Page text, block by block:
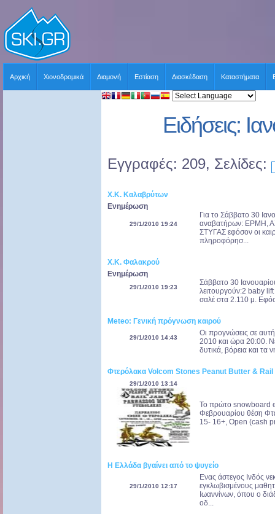
Αρχική Χιονοδρομικά Διαμονή Εστίαση Διασκέδαση Καταστήματα
Ειδήσεις:
Εγγραφές: 209, Σελίδες:
Χ.Κ. Καλαβρύτων
Ενημέρωση
29/1/2010 19:24
Για το Σάββατο 30
αναβατήρων: ΕΡΜΗ,
ΣΤΥΓΑΣ εφόσον οι
πληροφόρησ...
Χ.Κ. Φαλακρού
Ενημέρωση
29/1/2010 19:23
Σάββατο 30
λειτουργούν:2 baby
σαλέ στα 2.110 μ.
Meteo: Γενική πρόγνωση καιρού
29/1/2010 14:43
Οι προγνώσεις σε
2010 και ώρα 20:00.
δυτικά, βόρεια και τα
Φτερόλακα Volcom Stones Peanut Butter &
29/1/2010 13:14
Το πρώτο snowboard
Φεβρουαρίου θέση
15- 16+, Open (cash
Η Ελλάδα βγαίνει από το ψυγείο
29/1/2010 12:17
Ενας άστεγος Ινδός
εγκλωβισμένους
Ιωαννίνων, όπου ο
οδ...